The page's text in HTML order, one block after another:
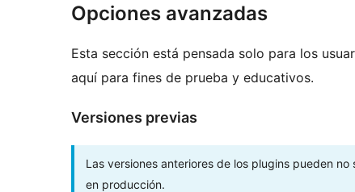
Opciones avanzadas
Esta sección está pensada solo para los
aquí para fines de prueba y educativos.
Versiones previas
Las versiones anteriores de los plugins pueden
en producción.